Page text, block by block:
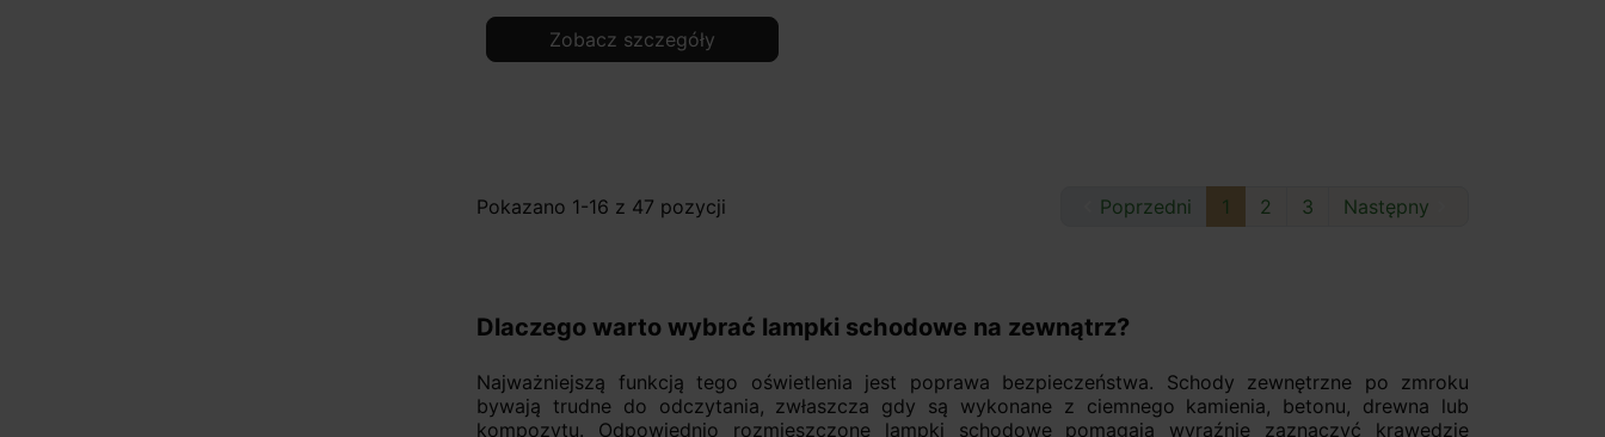
Zobacz szczegóły
Pokazano 1-16 z 47 pozycji Poprzedni 1 2 3 Następny
Dlaczego warto wybrać lampki schodowe na zewnątrz?
Najważniejszą funkcją tego oświetlenia jest poprawa bezpieczeństwa. Schody zewnętrzne po zmroku
bywają trudne do odczytania, zwłaszcza gdy są wykonane z ciemnego kamienia, betonu, drewna lub
kompozytu. Odpowiednio rozmieszczone lampki schodowe pomagają wyraźnie zaznaczyć krawędzie